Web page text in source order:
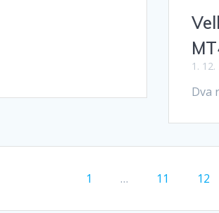
1. 12.
Dva
Stránka
1 … Stránka
11 12